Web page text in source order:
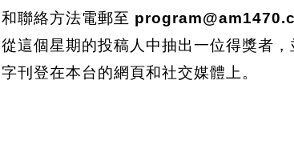
聯絡方法電郵至
這個星期的投稿人中抽出一位得獎者
刊登在本台的網頁和社交媒體上。